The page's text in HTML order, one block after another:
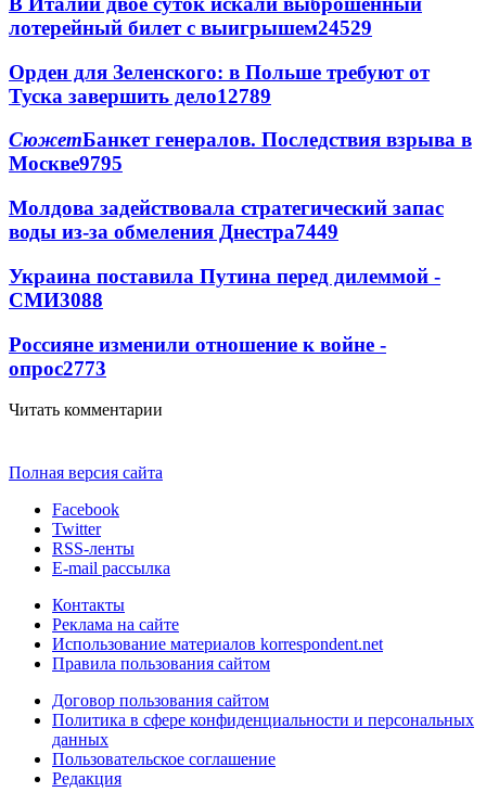
лотерейный билет с выигрышем24529
Орден для Зеленского: в Польше требуют от
Туска завершить дело12789
СюжетБанкет генералов. Последствия взрыва в
Москве9795
Молдова задействовала стратегический запас
воды из-за обмеления Днестра7449
Украина поставила Путина перед дилеммой -
СМИ3088
Россияне изменили отношение к войне -
опрос2773
Читать комментарии
Полная версия сайта
Facebook
Twitter
RSS-ленты
E-mail рассылка
Контакты
Реклама на сайте
Использование материалов korrespondent.net
Правила пользования сайтом
Договор пользования сайтом
Политика в сфере конфиденциальности и персональных
данных
Пользовательское соглашение
Редакция